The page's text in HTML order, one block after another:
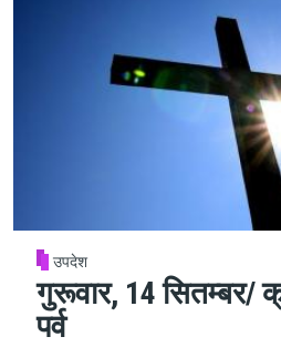
उपदेश
गुरूवार, 14 सितम्बर/
पर्व